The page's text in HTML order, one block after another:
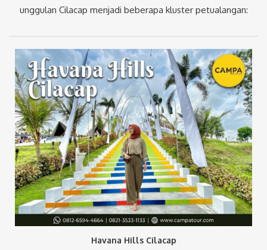
unggulan Cilacap menjadi beberapa kluster petualangan:
Havana Hills Cilacap